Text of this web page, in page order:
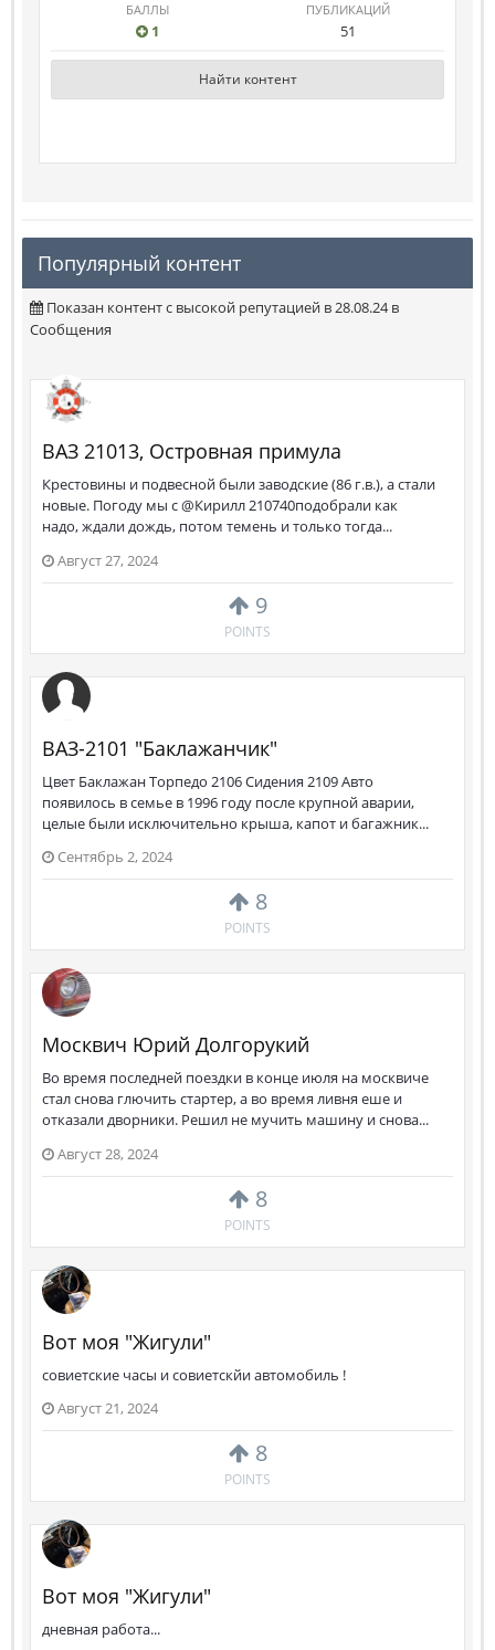
БАЛЛЫ
1
ПУБЛИКАЦИЙ
51
Найти контент
Популярный контент
Показан контент с высокой репутацией в 28.08.24 в
Сообщения
9
POINTS
ВАЗ 21013, Островная примула
Крестовины и подвесной были заводские (86 г.в.), а стали
новые. Погоду мы с @Кирилл 210740подобрали как
надо, ждали дождь, потом темень и только тогда...
Август 27, 2024
8
POINTS
ВАЗ-2101 "Баклажанчик"
Цвет Баклажан Торпедо 2106 Сидения 2109 Авто
появилось в семье в 1996 году после крупной аварии,
целые были исключительно крыша, капот и багажник...
Сентябрь 2, 2024
8
POINTS
Москвич Юрий Долгорукий
Во время последней поездки в конце июля на москвиче
стал снова глючить стартер, а во время ливня еше и
отказали дворники. Решил не мучить машину и снова...
Август 28, 2024
8
POINTS
Вот моя "Жигули"
совиетские часы и совиетскйи автомобиль !
Август 21, 2024
Вот моя "Жигули"
дневная работа...